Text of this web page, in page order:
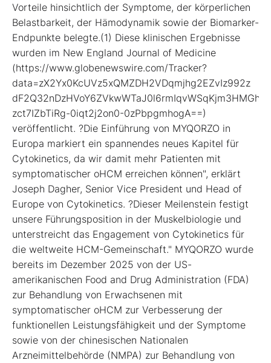
Vorteile hinsichtlich der Symptome, der körperlichen
Belastbarkeit, der Hämodynamik sowie der Biomarker-
Endpunkte belegte.(1) Diese klinischen Ergebnisse
wurden im New England Journal of Medicine
(https://www.globenewswire.com/Tracker?
data=zX2Yx0KcUVz5xQMZDH2VDqmjhg2EZvIz992z
zct7IZbTiRg-0iqt2j2on0-0zPbpgmhogA==)
veröffentlicht. ?Die Einführung von MYQORZO in
Europa markiert ein spannendes neues Kapitel für
Cytokinetics, da wir damit mehr Patienten mit
symptomatischer oHCM erreichen können", erklärt
Joseph Dagher, Senior Vice President und Head of
Europe von Cytokinetics. ?Dieser Meilenstein festigt
unsere Führungsposition in der Muskelbiologie und
unterstreicht das Engagement von Cytokinetics für
die weltweite HCM-Gemeinschaft." MYQORZO wurde
bereits im Dezember 2025 von der US-
amerikanischen Food and Drug Administration (FDA)
zur Behandlung von Erwachsenen mit
symptomatischer oHCM zur Verbesserung der
funktionellen Leistungsfähigkeit und der Symptome
sowie von der chinesischen Nationalen
Arzneimittelbehörde (NMPA) zur Behandlung von